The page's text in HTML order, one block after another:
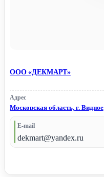
ООО «ДЕКМАРТ»
Адрес
Московская область, г.
E-mail
dekmart@yandex.ru